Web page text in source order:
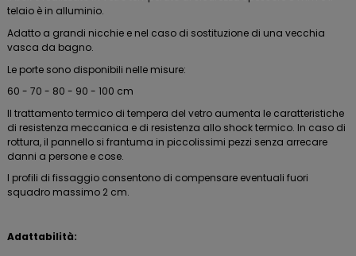
telaio è in alluminio.
Adatto a grandi nicchie e nel caso di sostituzione di una vecchia
vasca da bagno.
Le porte sono disponibili nelle misure:
60 - 70 - 80 - 90 - 100 cm
Il trattamento termico di tempera del vetro aumenta le caratteristiche
di resistenza meccanica e di resistenza allo shock termico. In caso di
rottura, il pannello si frantuma in piccolissimi pezzi senza arrecare
danni a persone e cose.
I profili di fissaggio consentono di compensare eventuali fuori
squadro massimo 2 cm.
Adattabilità: